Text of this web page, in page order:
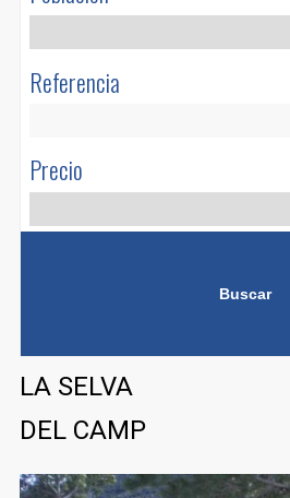
CONTACTO
Referencia
Precio
LA SELVA
DEL CAMP